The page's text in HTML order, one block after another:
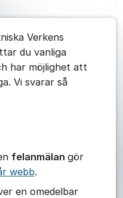
Verkens
du vanliga
har möjlighet att
Vi svarar så
felanmälan gör
webb.
en omedelbar